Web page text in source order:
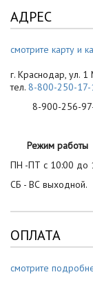
АДРЕС
смотрите карту и
г. Краснодар, ул.
тел. 8-800-250-
8-900-256-
Режим работы
ПН -ПТ с 10:00 до
СБ - ВС выходной.
ОПЛАТА
смотрите